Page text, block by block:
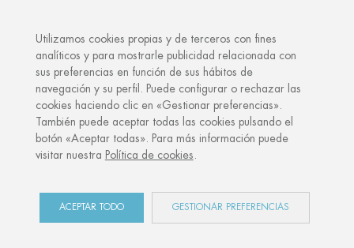
Shop Côte Ouest Postal "DANSEUSE"
Utilizamos cookies propias y de terceros con fines
analíticos y para mostrarle publicidad relacionada con
sus preferencias en función de sus hábitos de
navegación y su perfil. Puede configurar o rechazar las
cookies haciendo clic en «Gestionar preferencias».
También puede aceptar todas las cookies pulsando el
botón «Aceptar todas». Para más información puede
visitar nuestra Política de cookies.
ACEPTAR TODO GESTIONAR PREFERENCIAS